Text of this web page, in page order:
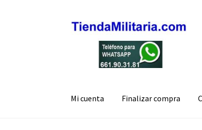
Ir
navegación
Ir
contenido
Mi cuenta Finalizar compra